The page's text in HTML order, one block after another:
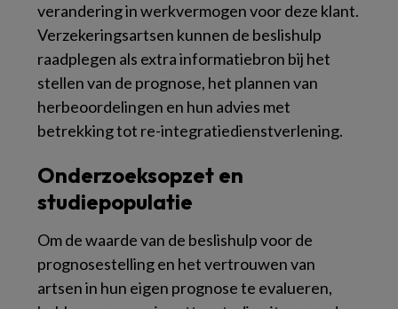
verandering in werkvermogen voor deze klant.
Verzekeringsartsen kunnen de beslishulp
raadplegen als extra informatiebron bij het
stellen van de prognose, het plannen van
herbeoordelingen en hun advies met
betrekking tot re-integratiedienstverlening.
Onderzoeksopzet en
studiepopulatie
Om de waarde van de beslishulp voor de
prognosestelling en het vertrouwen van
artsen in hun eigen prognose te evalueren,